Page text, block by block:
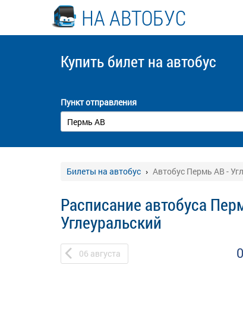
НА АВТОБУС
Купить билет на автобус
Пункт отправления
Билеты на автобус Автобус Пермь АВ -
Расписание автобуса
Углеуральский
06 августа